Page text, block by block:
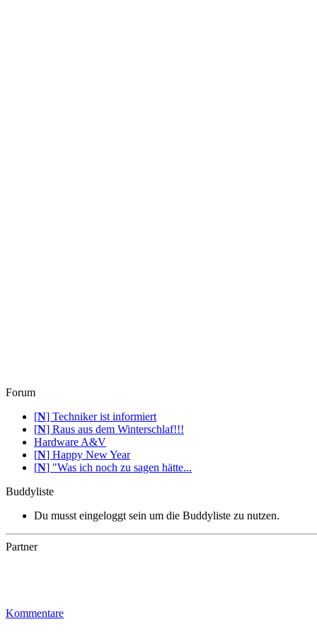
Forum
[N] Techniker ist informiert
[N] Raus aus dem Winterschlaf!!!
Hardware A&V
[N] Happy New Year
[N] "Was ich noch zu sagen hätte...
Buddyliste
Du musst eingeloggt sein um die Buddyliste zu nutzen.
Partner
Kommentare